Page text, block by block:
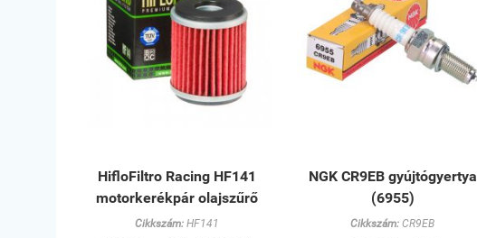
HifloFiltro Racing HF141
motorkerékpár olajszűrő
Cikkszám:HF141
NGK CR9EB gyújtógyertya
(6955)
Cikkszám: CR9EB